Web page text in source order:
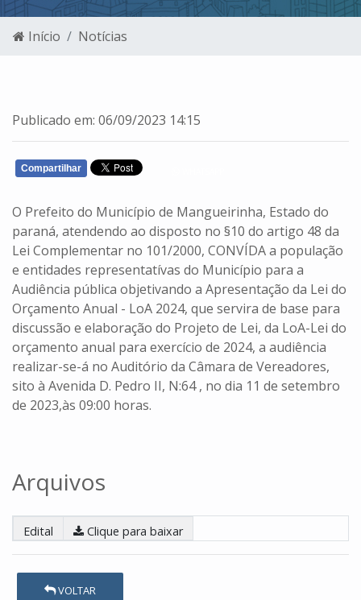
Início Notícias
Publicado em: 06/09/2023 14:15
Compartilhar
O Prefeito do Município de Mangueirinha, Estado do
paraná, atendendo ao disposto no §10 do artigo 48 da
Lei Complementar no 101/2000, CONVÍDA a população
e entidades representatívas do Município para a
Audiência pública objetivando a Apresentação da Lei do
Orçamento Anual - LoA 2024, que servira de base para
discussão e elaboração do Projeto de Lei, da LoA-Lei do
orçamento anual para exercício de 2024, a audiência
realizar-se-á no Auditório da Câmara de Vereadores,
sito à Avenida D. Pedro II, N:64 , no dia 11 de setembro
de 2023,às 09:00 horas.
Arquivos
Edital Clique para baixar
VOLTAR